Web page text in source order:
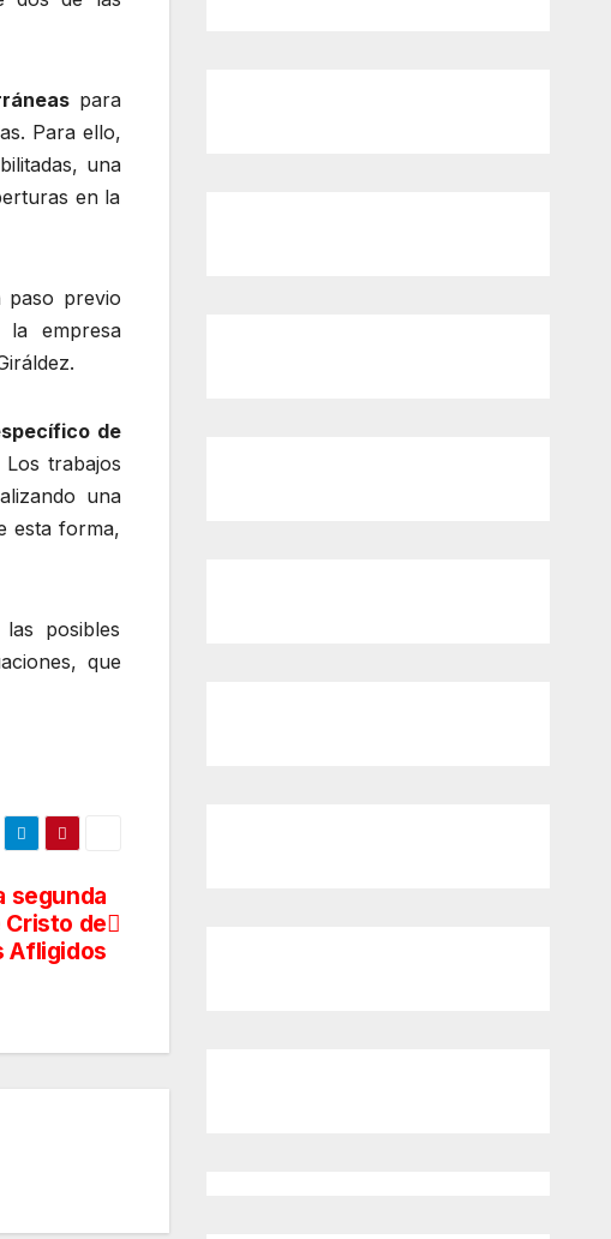
para
Para ello,
una
en la
previo
empresa
de
trabajos
una
esta forma,
posibles
que
segunda
Cristo de
Afligidos